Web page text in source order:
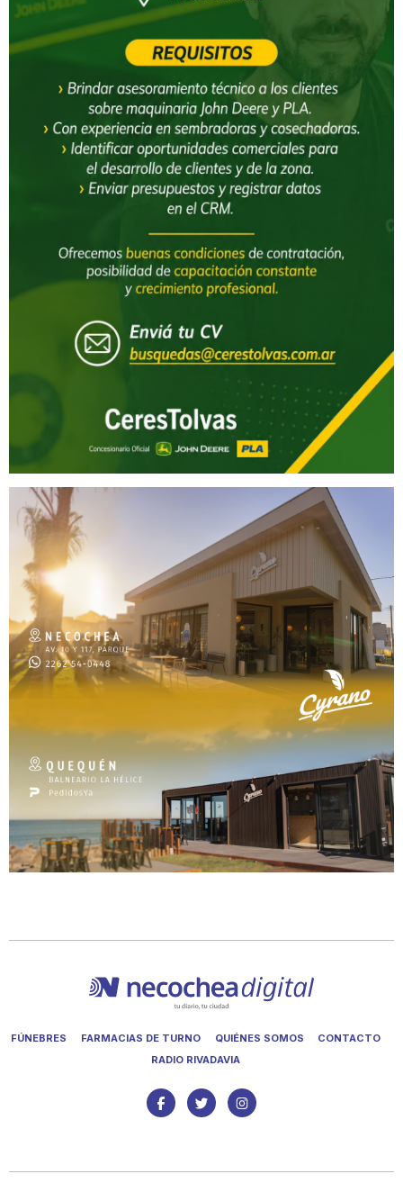
FÚNEBRES FARMACIAS DE TURNO QUIÉNES SOMOS
CONTACTO
RADIO RIVADAVIA